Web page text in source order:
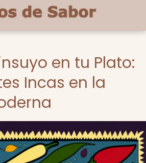
en tu Plato:
Incas en la